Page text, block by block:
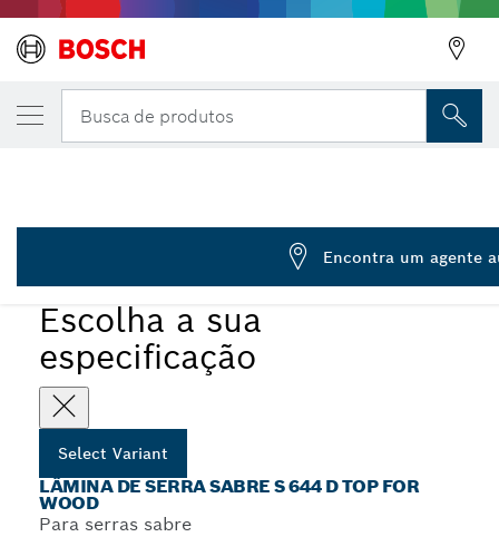
Busca de produtos
Escolha a sua
especificação
Select Variant
LÂMINA DE SERRA SABRE S 644 D TOP FOR
WOOD
Para serras sabre
Lâmina de serrote elétrico S 644 D
2 608 650 673
Encontra um agente